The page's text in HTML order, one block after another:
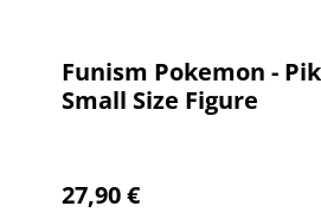
Funism Pokemon -
Small Size Figure
27,90 €